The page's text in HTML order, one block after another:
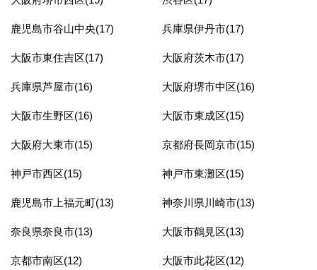
鹿児島市谷山中央(17) 兵庫県伊丹市(17)
大阪市東住吉区(17) 大阪府茨木市(17)
兵庫県芦屋市(16) 大阪府堺市中区(16)
大阪市生野区(16) 大阪市東成区(15)
大阪府大東市(15) 京都府長岡京市(15)
神戸市西区(15) 神戸市東灘区(15)
鹿児島市上福元町(13) 神奈川県川崎市(13)
奈良県奈良市(13) 大阪市鶴見区(13)
京都市南区(12) 大阪市此花区(12)